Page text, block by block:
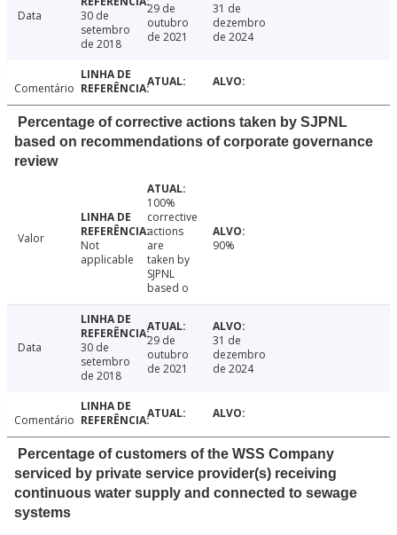
Data
30 de
setembro
de 2018
29 de
outubro
de 2021
31 de
dezembro
de 2024
Comentário
Percentage of corrective actions taken by SJPNL
based on recommendations of corporate governance
review
Valor
Not
applicable
100%
corrective
actions
are
taken by
SJPNL
based o
90%
Data
30 de
setembro
de 2018
29 de
outubro
de 2021
31 de
dezembro
de 2024
Comentário
Percentage of customers of the WSS Company
serviced by private service provider(s) receiving
continuous water supply and connected to sewage
systems